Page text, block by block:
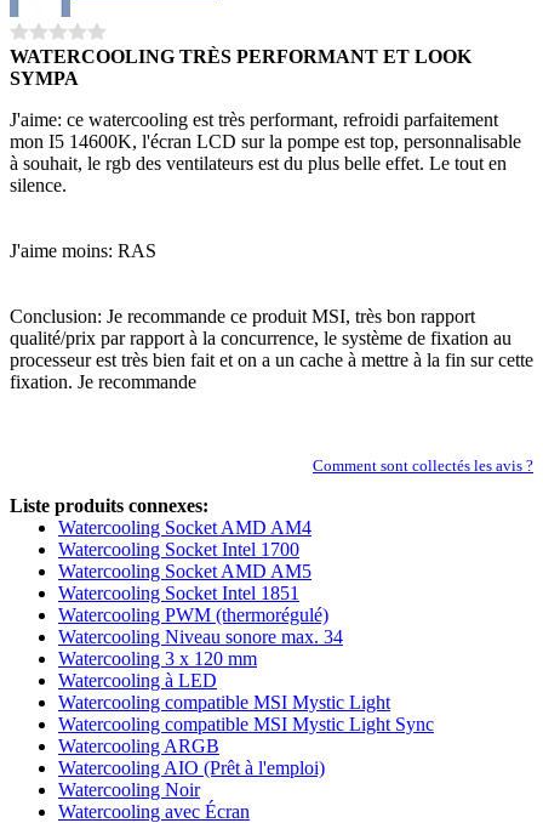
WATERCOOLING TRÈS PERFORMANT ET LOOK
SYMPA
J'aime: ce watercooling est très performant, refroidi parfaitement
mon I5 14600K, l'écran LCD sur la pompe est top, personnalisable
à souhait, le rgb des ventilateurs est du plus belle effet. Le tout en
silence.
J'aime moins: RAS
Conclusion: Je recommande ce produit MSI, très bon rapport
qualité/prix par rapport à la concurrence, le système de fixation au
processeur est très bien fait et on a un cache à mettre à la fin sur cette
fixation. Je recommande
Comment sont collectés les avis ?
Liste produits connexes:
Watercooling Socket AMD AM4
Watercooling Socket Intel 1700
Watercooling Socket AMD AM5
Watercooling Socket Intel 1851
Watercooling PWM (thermorégulé)
Watercooling Niveau sonore max. 34
Watercooling 3 x 120 mm
Watercooling à LED
Watercooling compatible MSI Mystic Light
Watercooling compatible MSI Mystic Light Sync
Watercooling ARGB
Watercooling AIO (Prêt à l'emploi)
Watercooling Noir
Watercooling avec Écran